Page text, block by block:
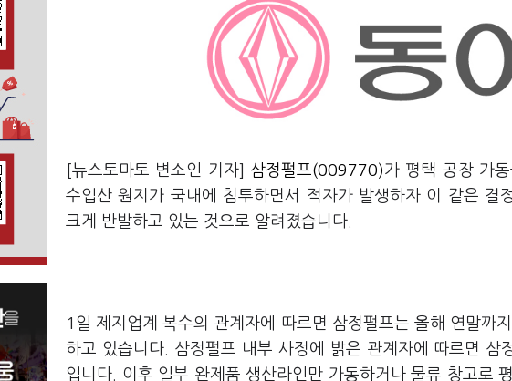
[뉴스토마토 변소인 기자] 삼정펄프(009770)가 평택 공장 가
수입산 원지가 국내에 침투하면서 적자가 발생하자 이 같은 결
크게 반발하고 있는 것으로 알려졌습니다.
1일 제지업계 복수의 관계자에 따르면 삼정펄프는 올해 연말까
하고 있습니다. 삼정펄프 내부 사정에 밝은 관계자에 따르면 삼
입니다. 이후 일부 완제품 생산라인만 가동하거나 물류 창고로